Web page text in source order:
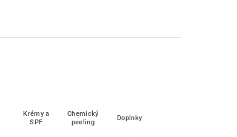
Krémy a
SPF
Chemický
peeling
Doplnky